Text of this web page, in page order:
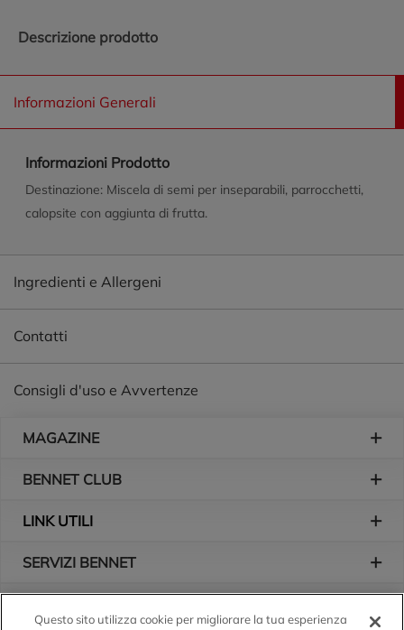
Descrizione prodotto
Informazioni Generali
Informazioni Prodotto
Destinazione: Miscela di semi per inseparabili, parrocchetti,
calopsite con aggiunta di frutta.
Ingredienti e Allergeni
Contatti
Consigli d'uso e Avvertenze
MAGAZINE
BENNET CLUB
LINK UTILI
SERVIZI BENNET
Questo sito utilizza cookie per migliorare la tua esperienza